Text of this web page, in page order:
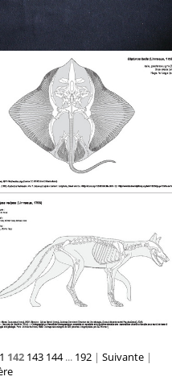
142 143 144... 192 | Suivante |